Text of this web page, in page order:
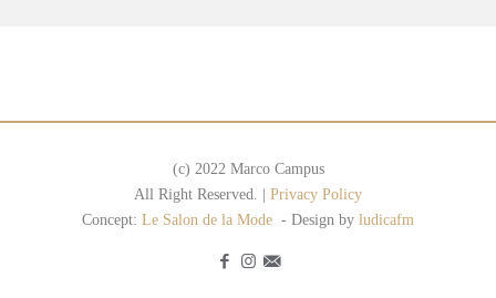
(c) 2022 Marco Campus
All Right Reserved. | Privacy Policy
Concept: Le Salon de la Mode - Design by ludicafm